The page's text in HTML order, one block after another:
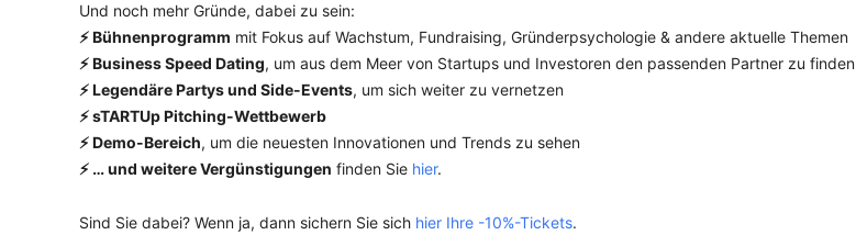
Und noch mehr Gründe, dabei zu sein:
⚡ Bühnenprogramm mit Fokus auf Wachstum, Fundraising, Gründerpsychologie & andere aktuelle Themen
⚡ Business Speed Dating, um aus dem Meer von Startups und Investoren den passenden Partner zu finden
⚡ Legendäre Partys und Side-Events, um sich weiter zu vernetzen
⚡ sTARTUp Pitching-Wettbewerb
⚡ Demo-Bereich, um die neuesten Innovationen und Trends zu sehen
⚡ … und weitere Vergünstigungen finden Sie hier.
Sind Sie dabei? Wenn ja, dann sichern Sie sich hier Ihre -10%-Tickets.